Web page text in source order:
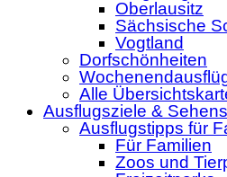
Oberlausitz
Sächsische
Vogtland
Dorfschönheiten
Alle
Ausflugsziele &
Ausflugstipps für
Für Familien
Zoos und